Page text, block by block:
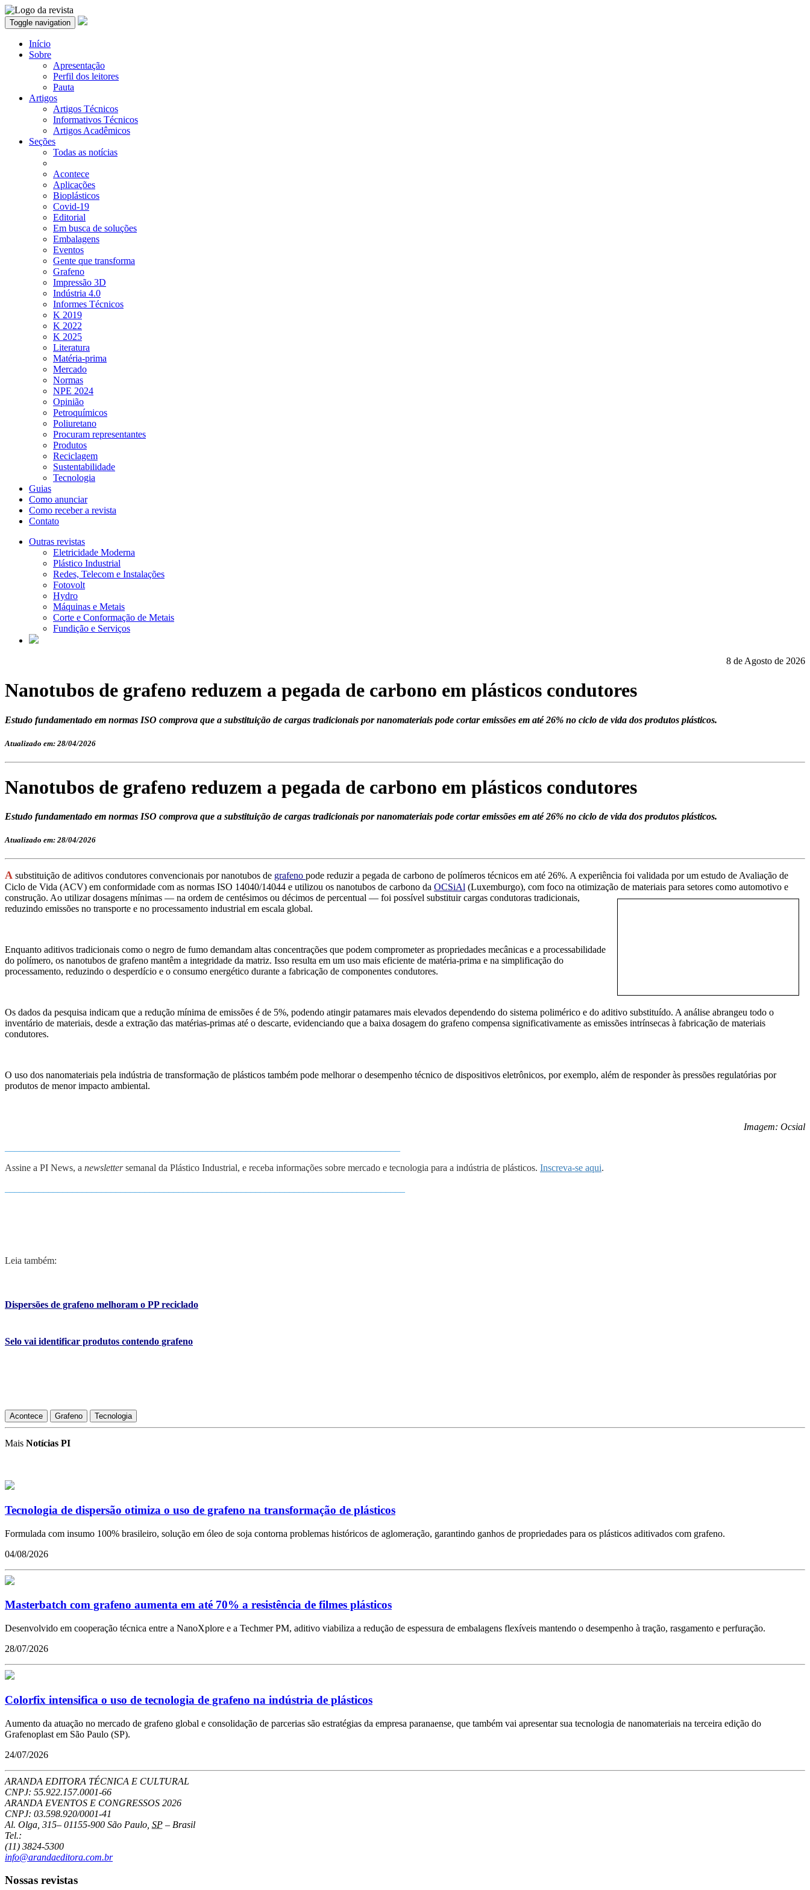
Toggle navigation
Início
Sobre
Apresentação
Perfil dos leitores
Pauta
Artigos
Artigos Técnicos
Informativos Técnicos
Artigos Acadêmicos
Seções
Todas as notícias
Acontece
Aplicações
Bioplásticos
Covid-19
Editorial
Em busca de soluções
Embalagens
Eventos
Gente que transforma
Grafeno
Impressão 3D
Indústria 4.0
Informes Técnicos
K 2019
K 2022
K 2025
Literatura
Matéria-prima
Mercado
Normas
NPE 2024
Opinião
Petroquímicos
Poliuretano
Procuram representantes
Produtos
Reciclagem
Sustentabilidade
Tecnologia
Guias
Como anunciar
Como receber a revista
Contato
Outras revistas
Eletricidade Moderna
Plástico Industrial
Redes, Telecom e Instalações
Fotovolt
Hydro
Máquinas e Metais
Corte e Conformação de Metais
Fundição e Serviços
8 de Agosto de 2026
Nanotubos de grafeno reduzem a pegada de carbono em plásticos condutores
Estudo fundamentado em normas ISO comprova que a substituição de cargas tradicionais por nanomateriais pode cortar emissões em até 26% no ciclo de vida dos produtos plásticos.
Atualizado em: 28/04/2026
Nanotubos de grafeno reduzem a pegada de carbono em plásticos condutores
Estudo fundamentado em normas ISO comprova que a substituição de cargas tradicionais por nanomateriais pode cortar emissões em até 26% no ciclo de vida dos produtos plásticos.
Atualizado em: 28/04/2026
A substituição de aditivos condutores convencionais por nanotubos de grafeno pode reduzir a pegada de carbono de polímeros técnicos em até 26%. A experiência foi validada por um estudo de Avaliação de
Ciclo de Vida (ACV) em conformidade com as normas ISO 14040/14044 e utilizou os nanotubos de carbono da OCSiAl (Luxemburgo), com foco na otimização de materiais para setores como automotivo e
construção. Ao utilizar dosagens mínimas — na ordem de centésimos ou décimos de percentual — foi possível substituir cargas condutoras tradicionais,
reduzindo emissões no transporte e no processamento industrial em escala global.
Enquanto aditivos tradicionais como o negro de fumo demandam altas concentrações que podem comprometer as propriedades mecânicas e a processabilidade
do polímero, os nanotubos de grafeno mantêm a integridade da matriz. Isso resulta em um uso mais eficiente de matéria-prima e na simplificação do
processamento, reduzindo o desperdício e o consumo energético durante a fabricação de componentes condutores.
Os dados da pesquisa indicam que a redução mínima de emissões é de 5%, podendo atingir patamares mais elevados dependendo do sistema polimérico e do aditivo substituído. A análise abrangeu todo o
inventário de materiais, desde a extração das matérias-primas até o descarte, evidenciando que a baixa dosagem do grafeno compensa significativamente as emissões intrínsecas à fabricação de materiais
condutores.
O uso dos nanomateriais pela indústria de transformação de plásticos também pode melhorar o desempenho técnico de dispositivos eletrônicos, por exemplo, além de responder às pressões regulatórias por
produtos de menor impacto ambiental.
Imagem: Ocsial
Assine a PI News, a newsletter semanal da Plástico Industrial, e receba informações sobre mercado e tecnologia para a indústria de plásticos. Inscreva-se aqui.
Leia também:
Dispersões de grafeno melhoram o PP reciclado
Selo vai identificar produtos contendo grafeno
Acontece Grafeno Tecnologia
Mais Notícias PI
Tecnologia de dispersão otimiza o uso de grafeno na transformação de plásticos
Formulada com insumo 100% brasileiro, solução em óleo de soja contorna problemas históricos de aglomeração, garantindo ganhos de propriedades para os plásticos aditivados com grafeno.
04/08/2026
Masterbatch com grafeno aumenta em até 70% a resistência de filmes plásticos
Desenvolvido em cooperação técnica entre a NanoXplore e a Techmer PM, aditivo viabiliza a redução de espessura de embalagens flexíveis mantendo o desempenho à tração, rasgamento e perfuração.
28/07/2026
Colorfix intensifica o uso de tecnologia de grafeno na indústria de plásticos
Aumento da atuação no mercado de grafeno global e consolidação de parcerias são estratégias da empresa paranaense, que também vai apresentar sua tecnologia de nanomateriais na terceira edição do
Grafenoplast em São Paulo (SP).
24/07/2026
ARANDA EDITORA TÉCNICA E CULTURAL
CNPJ: 55.922.157.0001-66
ARANDA EVENTOS E CONGRESSOS 2026
CNPJ: 03.598.920/0001-41
Al. Olga, 315– 01155-900 São Paulo SP – Brasil
Tel.:
(11) 3824-5300
info@arandaeditora.com.br
Nossas revistas